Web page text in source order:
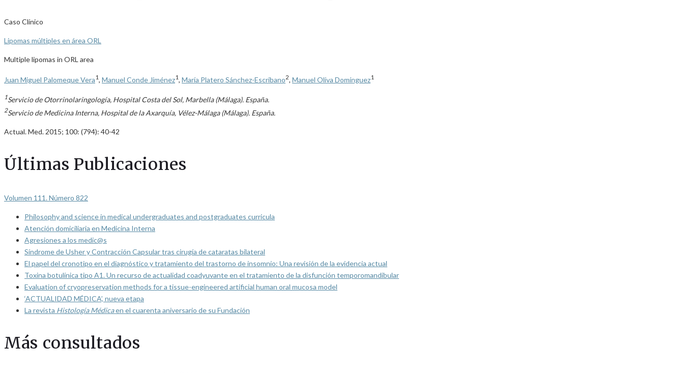
Caso Clínico
Lipomas múltiples en área ORL
Multiple lipomas in ORL area
Juan Miguel Palomeque Vera1, Manuel Conde Jiménez1, María Platero Sánchez-Escribano2, Manuel Oliva Domínguez1
1Servicio de Otorrinolaringología, Hospital Costa del Sol, Marbella (Málaga). España.
2Servicio de Medicina Interna, Hospital de la Axarquía, Vélez-Málaga (Málaga). España.
Actual. Med. 2015; 100: (794): 40-42
Últimas Publicaciones
Volumen 111. Número 822
Philosophy and science in medical undergraduates and postgraduates curricula
Atención domiciliaria en Medicina Interna
Agresiones a los medic@s
Síndrome de Usher y Contracción Capsular tras cirugía de cataratas bilateral
El papel del cronotipo en el diagnóstico y tratamiento del trastorno de insomnio: Una revisión de la evidencia actual
Toxina botulínica tipo A1. Un recurso de actualidad coadyuvante en el tratamiento de la disfunción temporomandibular
Evaluation of cryopreservation methods for a tissue-engineered artificial human oral mucosa model
‘ACTUALIDAD MÉDICA’, nueva etapa
La revista Histología Médicaen el cuarenta aniversario de su Fundación
Más consultados